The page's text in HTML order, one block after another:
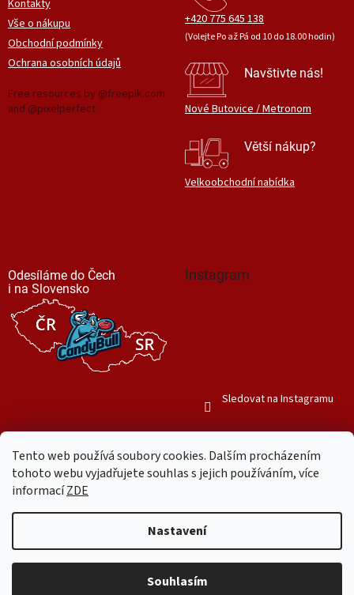
Tento web používá soubory cookies. Dalším procházením
tohoto webu vyjadřujete souhlas s jejich používáním, více
informacíZDE
Nastavení
Souhlasím
Kontakty
Vše o nákupu
Obchodní podmínky
Ochrana osobních údajů
Free resources by @freepik.com
and @pixelperfect
+420 775 645 138
(Volejte Po až Pá od 10 do 18.00 hodin)
Navštivte nás!
Nové Butovice / Metronom
Větší nákup?
Velkoobchodní nabídka
Odesíláme do Čech
i na Slovensko
Instagram
Sledovat na Instagramu
Copyright 2026Mr. Candy Bull. Všechna práva vyhrazena.Upravit
nastavení cookies